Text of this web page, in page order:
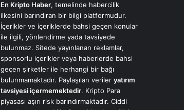
En Kripto Haber, temelinde habercilik
ilkesini barındıran bir bilgi platformudur.
İçerikler ve içeriklerde bahsi geçen konular
ile ilgili, yönlendirme yada tavsiyede
bulunmaz. Sitede yayınlanan reklamlar,
sponsorlu içerikler veya haberlerde bahsi
geçen şirketler ile herhangi bir bağı
bulunmamaktadır. Paylaşılan veriler yatırım
tavsiyesi içermemektedir. Kripto Para
piyasası aşırı risk barındırmaktadır. Ciddi